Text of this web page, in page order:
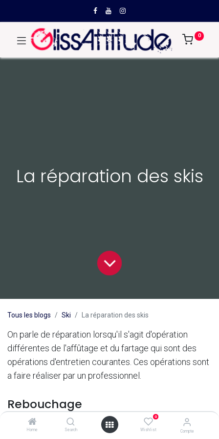
Home Search
0
Wishlist Compte
0
La réparation des skis
Tous les blogs Ski La réparation des skis
On parle de réparation lorsqu'il s'agit d'opération
différentes de l'affûtage et du fartage qui sont des
opérations d'entretien courantes. Ces opérations sont
a faire réaliser par un professionnel.
Rebouchage
En cas de rayure profonde sur la semelle, il est
nécessaire de la reboucher avec un matériau